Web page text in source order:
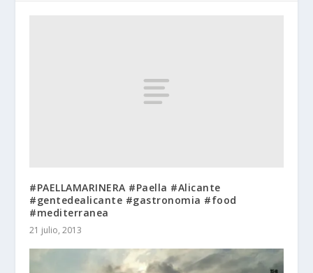
#PAELLAMARINERA #Paella #Alicante
#gentedealicante #gastronomia #food
#mediterranea
21 julio, 2013